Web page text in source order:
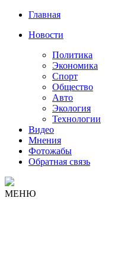
Главная
Новости
Политика
Экономика
Спорт
Общество
Авто
Экология
Технологии
Видео
Мнения
Фотожабы
Обратная связь
МЕНЮ